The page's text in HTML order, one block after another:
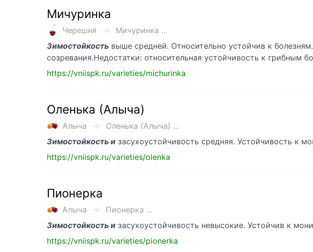
Мичуринка
Черешня
Мичуринка ...
Зимостойкость выше средней. Относительно устойчив к
созревания.Недостатки: относительная устойчивость к грибным
https://vniispk.ru/varieties/michurinka
Оленька (Алыча)
Алыча
Оленька (Алыча) ...
Зимостойкость и засухоустойчивость средняя. Устойчивость к
https://vniispk.ru/varieties/olenka
Пионерка
Алыча
Пионерка ...
Зимостойкость и засухоустойчивость невысокие. Устойчив к
https://vniispk.ru/varieties/pionerka